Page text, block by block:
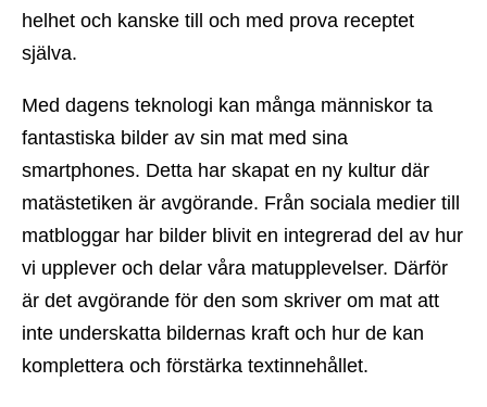
helhet och kanske till och med prova receptet
själva.
Med dagens teknologi kan många människor ta
fantastiska bilder av sin mat med sina
smartphones. Detta har skapat en ny kultur där
matästetiken är avgörande. Från sociala medier till
matbloggar har bilder blivit en integrerad del av hur
vi upplever och delar våra matupplevelser. Därför
är det avgörande för den som skriver om mat att
inte underskatta bildernas kraft och hur de kan
komplettera och förstärka textinnehållet.